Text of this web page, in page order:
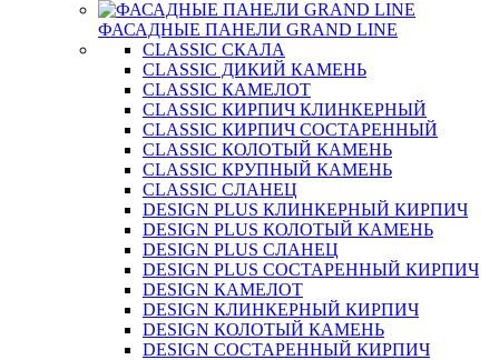
ФАСАДНЫЕ ПАНЕЛИ GRAND LINE
CLASSIC СКАЛА
CLASSIC ДИКИЙ КАМЕНЬ
CLASSIC КАМЕЛОТ
CLASSIC КИРПИЧ КЛИНКЕРНЫЙ
CLASSIC КИРПИЧ СОСТАРЕННЫЙ
CLASSIC КОЛОТЫЙ КАМЕНЬ
CLASSIC КРУПНЫЙ КАМЕНЬ
CLASSIC СЛАНЕЦ
DESIGN PLUS КЛИНКЕРНЫЙ КИРПИЧ
DESIGN PLUS КОЛОТЫЙ КАМЕНЬ
DESIGN PLUS СЛАНЕЦ
DESIGN PLUS СОСТАРЕННЫЙ КИРПИЧ
DESIGN КАМЕЛОТ
DESIGN КЛИНКЕРНЫЙ КИРПИЧ
DESIGN КОЛОТЫЙ КАМЕНЬ
DESIGN СОСТАРЕННЫЙ КИРПИЧ